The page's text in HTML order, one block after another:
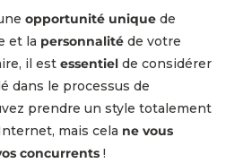
opportunité unique de
et la personnalité de votre
il estessentiel de considérer
dans le processus de
prendre un style totalement
mais cela ne vous
concurrents !